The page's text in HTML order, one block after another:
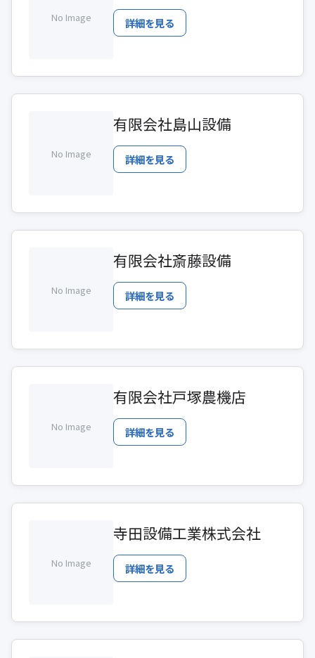
No Image 詳細を見る
No Image
有限会社島山設備
詳細を見る
No Image
有限会社斎藤設備
詳細を見る
No Image
有限会社戸塚農機店
詳細を見る
No Image
寺田設備工業株式会社
詳細を見る